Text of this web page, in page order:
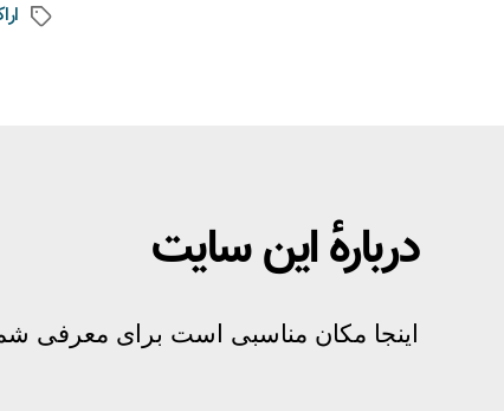
دربارهٔ این سایت
اینجا مکان مناسبی است برای معرفی